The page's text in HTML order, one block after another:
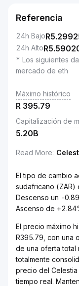
Referencia
24h BajoR
24h AltoR
* Los siguientes
mercado de eth
Máximo histórico
R 395.79
Capitalización de
5.20B
Read More:
El tipo de cambio
sudafricano (ZAR)
Descenso un -
Ascenso de
El precio máximo
R395.79, con una
de una oferta total
totalmente
precio del Celestia
tiempo real.